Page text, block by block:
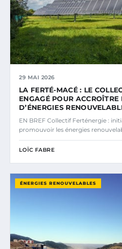
29 MAI 2026
LA FERTÉ-MACÉ : LE
ENGAGÉ POUR
D’ÉNERGIES
EN BREF Collectif Ferténergie :
promouvoir les énergies
LOÏC FABRE
ÉNERGIES RENOUVELABLES